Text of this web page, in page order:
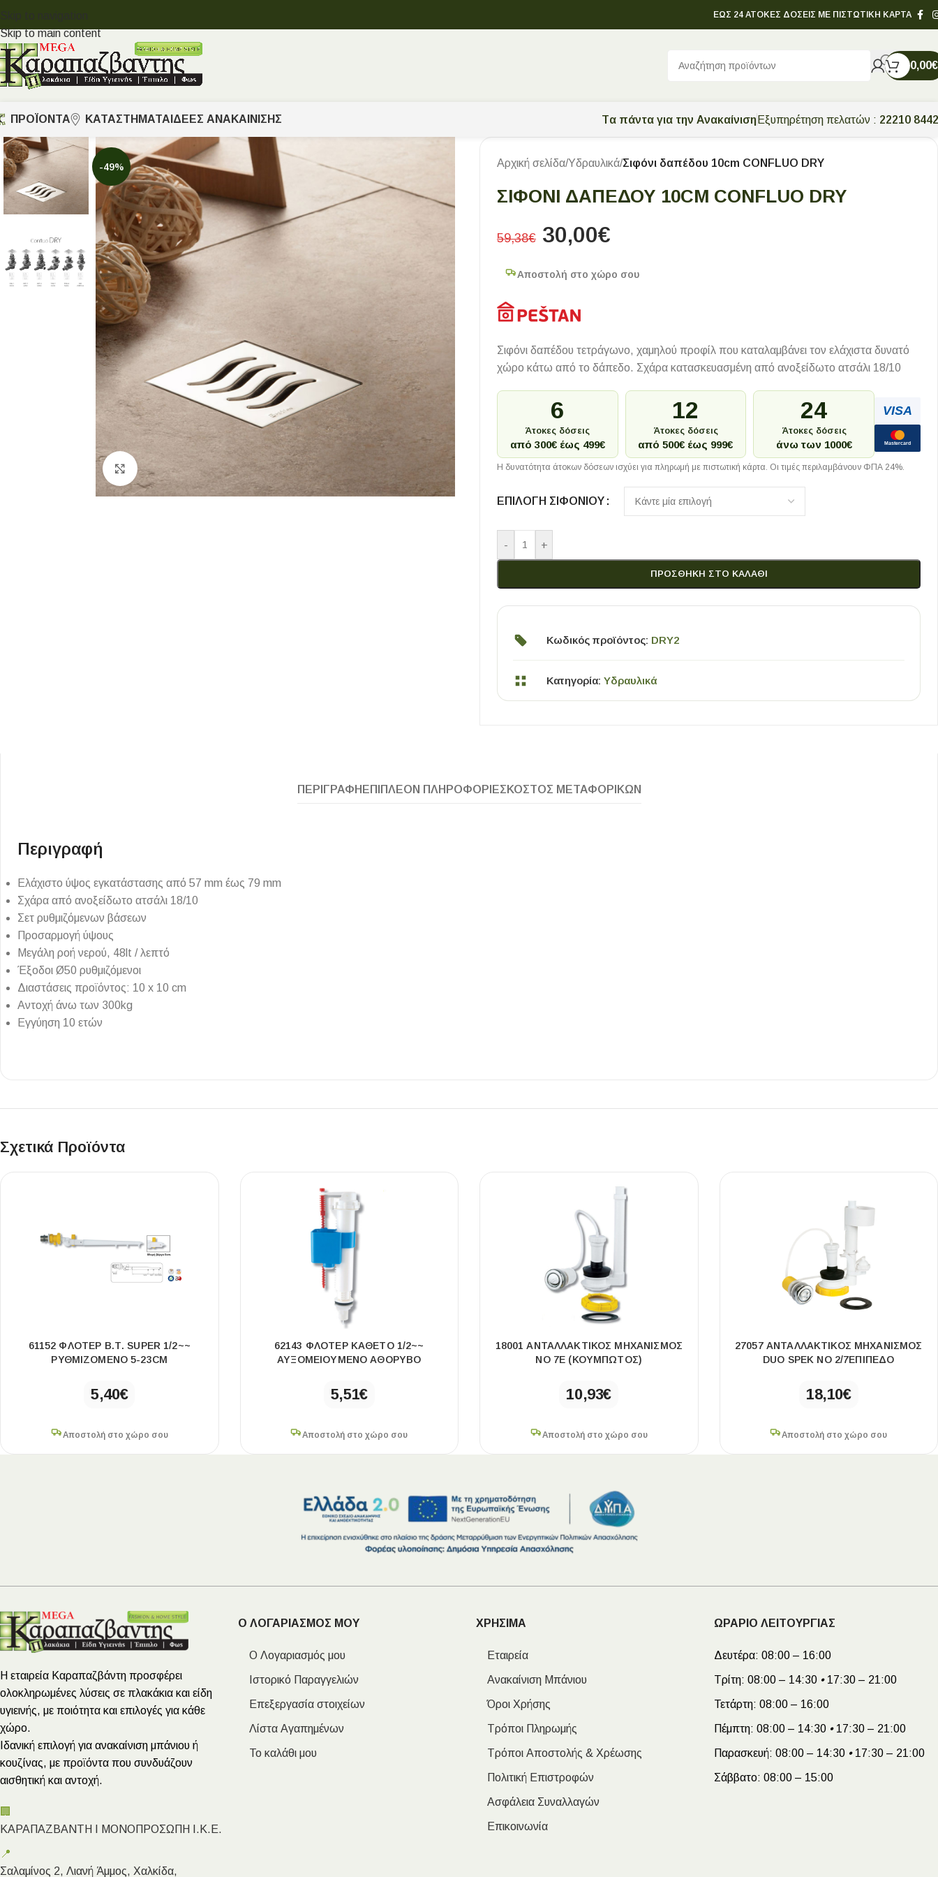
Skip to navigation
Skip to main content
ΕΩΣ 24 ΑΤΟΚΕΣ ΔΟΣΕΙΣ ΜΕ ΠΙΣΤΩΤΙΚΗ ΚΑΡΤΑ
0,00€
ΠΡΟΪΟΝΤΑ
Εξωτερικού Χώρου
Ντεκόρ - Μπάνιου
Τοίχου - Δαπέδου Μπάνιου
Επένδυσης Τοίχου
Ψηφίδες
Ειδικά Τεμάχια
Μάρμαρο
ΧΡΗΣΙΜΑ
ΚΑΤΑΣΤΗΜΑΤΑ ΙΔΈΕΣ ΑΝΑΚΑΊΝΙΣΗΣ Tα πάντα για την Ανακαίνιση Εξυπηρέτηση πελατών : 22210
-49%
Κλικ για μεγέθυνση
Αρχική σελίδα/Υδραυλικά/Σιφόνι δαπέδου 10cm CONFLUO DRY
ΣΙΦΌΝΙ ΔΑΠΈΔΟΥ 10CM CONFLUO DRY
59,38€ 30,00€
Αποστολή στο χώρο σου
Σιφόνι δαπέδου τετράγωνο, χαμηλού προφίλ που καταλαμβάνει τον ελάχιστα δυνατό
χώρο κάτω από το δάπεδο. Σχάρα κατασκευασμένη από ανοξείδωτο ατσάλι 18/10
6
Άτοκες δόσεις
από 300€ έως 499€
12
Άτοκες δόσεις
από 500€ έως 999€
24
Άτοκες δόσεις
άνω των 1000€
VISA
Mastercard
Η δυνατότητα άτοκων δόσεων ισχύει για πληρωμή με πιστωτική κάρτα. Οι τιμές περιλαμβάνουν ΦΠΑ 24%.
ΕΠΙΛΟΓΉ ΣΙΦΟΝΙΟΎ
- +
ΠΡΟΣΘΉΚΗ ΣΤΟ ΚΑΛΆΘΙ
Κωδικός προϊόντος: DRY2
Κατηγορία: Υδραυλικά
ΠΕΡΙΓΡΑΦΉ ΕΠΙΠΛΈΟΝ ΠΛΗΡΟΦΟΡΊΕΣ ΚΌΣΤΟΣ ΜΕΤΑΦΟΡΙΚΏΝ
Περιγραφή
Ελάχιστο ύψος εγκατάστασης από 57 mm έως 79 mm
Σχάρα από ανοξείδωτο ατσάλι 18/10
Σετ ρυθμιζόμενων βάσεων
Προσαρμογή ύψους
Μεγάλη ροή νερού, 48lt / λεπτό
Έξοδοι Ø50 ρυθμιζόμενοι
Διαστάσεις προϊόντος: 10 x 10 cm
Αντοχή άνω των 300kg
Εγγύηση 10 ετών
Σχετικά Προϊόντα
61152 ΦΛΟΤΈΡ Β.Τ. SUPER 1/2~~
ΡΥΘΜΙΖΌΜΕΝΟ 5-23CM
5,40€
Αποστολή στο χώρο σου
62143 ΦΛΟΤΈΡ ΚΆΘΕΤΟ 1/2~~
ΑΥΞΟΜΕΙΟΎΜΕΝΟ ΑΘΌΡΥΒΟ
5,51€
Αποστολή στο χώρο σου
18001 ΑΝΤΑΛΛΑΚΤΙΚΌΣ ΜΗΧΑΝΙΣΜΌΣ
ΝΟ 7Ε (ΚΟΥΜΠΩΤΌΣ)
10,93€
Αποστολή στο χώρο σου
27057 ΑΝΤΑΛΛΑΚΤΙΚΌΣ ΜΗΧΑΝΙΣΜΌΣ
DUO SPEK ΝΟ 2/7ΕΠΊΠΕΔΟ
18,10€
Αποστολή στο χώρο σου
Η εταιρεία Καραπαζβάντη προσφέρει
ολοκληρωμένες λύσεις σε πλακάκια και είδη
υγιεινής, με ποιότητα και επιλογές για κάθε
χώρο.
Ιδανική επιλογή για ανακαίνιση μπάνιου ή
κουζίνας, με προϊόντα που συνδυάζουν
αισθητική και αντοχή.
🏢
ΚΑΡΑΠΑΖΒΑΝΤΗ Ι ΜΟΝΟΠΡΟΣΩΠΗ Ι.Κ.Ε.
📍
Σαλαμίνος 2, Λιανή Άμμος, Χαλκίδα,
Ο ΛΟΓΑΡΙΑΣΜΟΣ ΜΟΥ
Ο Λογαριασμός μου
Ιστορικό Παραγγελιών
Επεξεργασία στοιχείων
Λίστα Αγαπημένων
Το καλάθι μου
ΧΡΗΣΙΜΑ
Εταιρεία
Ανακαίνιση Μπάνιου
Όροι Χρήσης
Τρόποι Πληρωμής
Τρόποι Αποστολής & Χρέωσης
Πολιτική Επιστροφών
Ασφάλεια Συναλλαγών
Επικοινωνία
ΩΡΑΡΙΟ ΛΕΙΤΟΥΡΓΙΑΣ
Δευτέρα: 08:00 – 16:00
Τρίτη: 08:00 – 14:30 •17:30 – 21:00
Τετάρτη: 08:00 – 16:00
Πέμπτη: 08:00 – 14:30 •17:30 – 21:00
Παρασκευή: 08:00 – 14:30 •17:30 – 21:00
Σάββατο: 08:00 – 15:00